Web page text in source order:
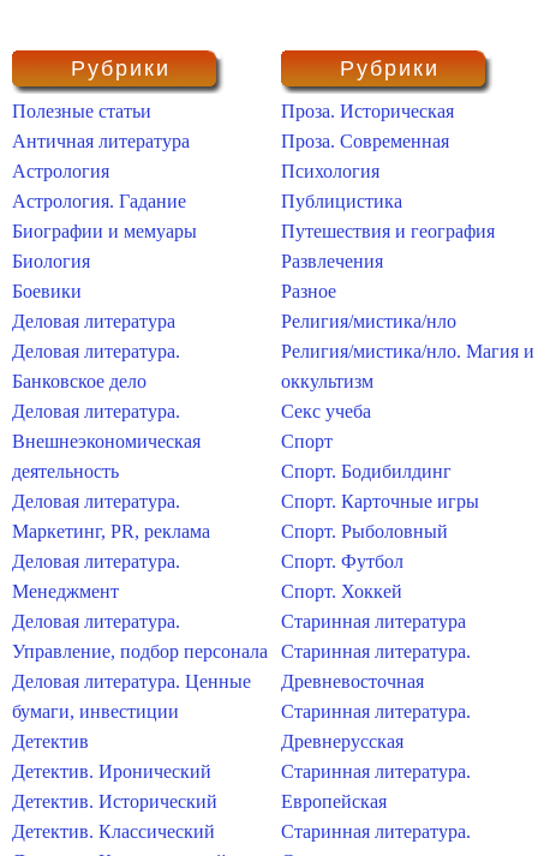
Рубрики
Полезные статьи
Античная литература
Астрология
Астрология. Гадание
Биографии и мемуары
Биология
Боевики
Деловая литература
Деловая литература.
Банковское дело
Деловая литература.
Внешнеэкономическая
деятельность
Деловая литература.
Маркетинг, PR, реклама
Деловая литература.
Менеджмент
Деловая литература.
Управление, подбор персонала
Деловая литература. Ценные
бумаги, инвестиции
Детектив
Детектив. Иронический
Детектив. Исторический
Детектив. Классический
Рубрики
Проза. Историческая
Проза. Современная
Психология
Публицистика
Путешествия и география
Развлечения
Разное
Религия/мистика/нло
Религия/мистика/нло. Магия и
оккультизм
Секс учеба
Спорт
Спорт. Бодибилдинг
Спорт. Карточные игры
Спорт. Рыболовный
Спорт. Футбол
Спорт. Хоккей
Старинная литература
Старинная литература.
Древневосточная
Старинная литература.
Древнерусская
Старинная литература.
Европейская
Старинная литература.